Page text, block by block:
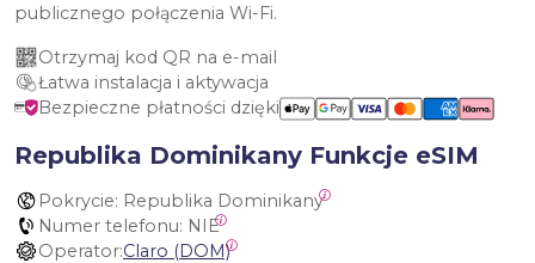
publicznego połączenia Wi-Fi.
Otrzymaj kod QR na e-mail
Łatwa instalacja i aktywacja
Bezpieczne płatności dzięki
Republika Dominikany Funkcje eSIM
Pokrycie: Republika Dominikany
Numer telefonu: NIE
Operator:Claro (DOM)